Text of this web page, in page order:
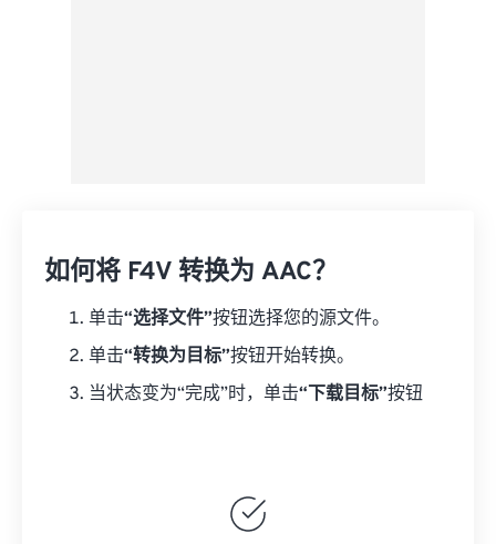
如何将 F4V 转换为 AAC？
单击“选择文件”按钮选择您的源文件。
单击“转换为目标”按钮开始转换。
当状态变为“完成”时，单击“下载目标”按钮